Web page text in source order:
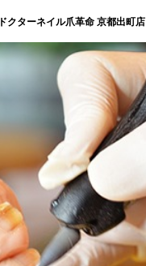
ドクターネイル爪革命 京都出町店